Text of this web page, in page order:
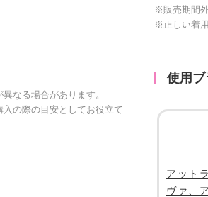
なる場合があります。
の際の目安としてお役立て
※販売期間
※正しい着
使用ブ
アット
ヴァ、